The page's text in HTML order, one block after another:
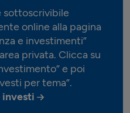
sottoscrivibile
online alla pagina
e investimenti”
privata. Clicca su
e poi
per tema”.